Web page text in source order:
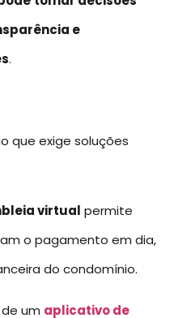
e
.
que exige soluções
virtual permite
o pagamento em dia,
do condomínio.
um aplicativo de